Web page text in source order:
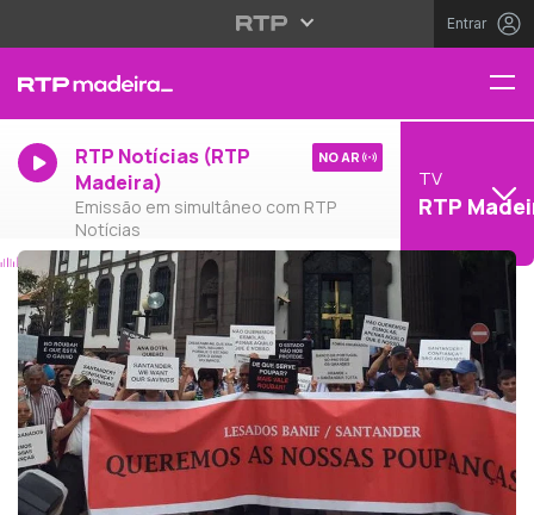
Entrar
RTP Notícias (RTP
Madeira)
Emissão em simultâneo com RTP
Notícias
NO AR
TV
RTP